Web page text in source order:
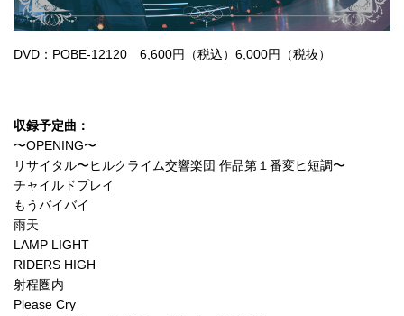
DVD：POBE-12120 6,600円（税込）6,000円（税抜）
収録予定曲：
〜OPENING〜
リサイタル〜ヒルクライム交響楽団 作品第１番変ヒ短調〜
チャイルドプレイ
もうバイバイ
雨天
LAMP LIGHT
RIDERS HIGH
射程圏内
Please Cry